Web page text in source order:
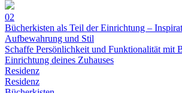
02
Bücherkisten als Teil der Einrichtung –
Aufbewahrung und Stil
Schaffe Persönlichkeit und Funktionalität mit
Einrichtung deines Zuhauses
Residenz
Residenz